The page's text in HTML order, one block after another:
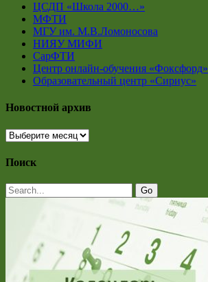
ЦСДП «Школа 2000…»
МФТИ
МГУ им. М.В.Ломоносова
НИЯУ МИФИ
СарФТИ
Центр онлайн-обучения «Фоксфорд»
Образовательный центр «Сириус»
Новостной архив
Новостной
Поиск